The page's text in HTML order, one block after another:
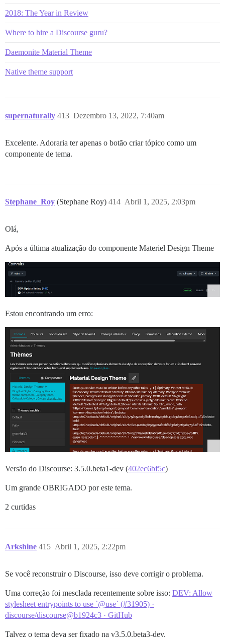
2018: The Year in Review
Where to hire a Discourse guru?
Daemonite Material Theme
Native theme support
supernaturally Dezembro 13, 2022, 7:40am
413
Excelente. Adoraria ter apenas o botão criar tópico como um
componente de tema.
Stephane_Roy (Stephane Roy) Abril 1, 2025, 2:03pm
414
Olá,
Após a última atualização do componente Materiel Design Theme
Estou encontrando um erro:
Versão do Discourse: 3.5.0.beta1-dev (402ec6bf5c)
Um grande OBRIGADO por este tema.
2 curtidas
Arkshine Abril 1, 2025, 2:22pm
415
Se você reconstruir o Discourse, isso deve corrigir o problema.
Uma correção foi mesclada recentemente sobre isso: DEV: Allow
stylesheet entrypoints to use `@use` (#31905) ·
discourse/discourse@b1924c3 · GitHub
Talvez o tema deva ser fixado na v3.5.0.beta3-dev.